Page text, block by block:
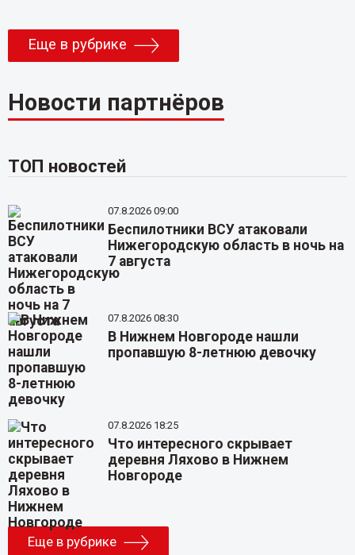
Еще в рубрике
Новости партнёров
ТОП новостей
07.8.2026 09:00
Беспилотники ВСУ атаковали
Нижегородскую область в ночь на
7 августа
07.8.2026 08:30
В Нижнем Новгороде нашли
пропавшую 8-летнюю девочку
07.8.2026 18:25
Что интересного скрывает
деревня Ляхово в Нижнем
Новгороде
Еще в рубрике